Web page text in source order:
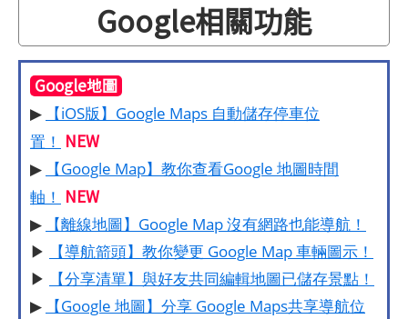
Google相關功能
Google地圖
▶
【iOS版】Google Maps 自動儲存停車位
置！ NEW
▶
【Google Map】教你查看Google 地圖時間
軸！ NEW
▶
【離線地圖】Google Map 沒有網路也能導航！
▶
【導航箭頭】教你變更 Google Map 車輛圖示！
▶
【分享清單】與好友共同編輯地圖已儲存景點！
▶
【Google 地圖】分享 Google Maps共享導航位